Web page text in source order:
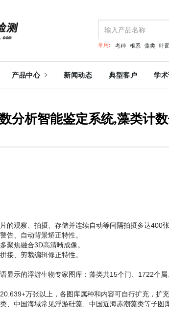
常用: 考种 根系 藻类 叶
产品中心 新闻动态 典型客户 学
分析智能鉴定系统,藻类计
的观察、拍摄、存储并连续自动等间隔拍摄多达400张
告、自动背景矫正特性。
聚焦融合3D高清晰成像。
接、剪裁编辑修正特性。
显示的浮游生物专家图库：藻类共15个门、1722个
万张以上，各图库属种和内容可自行扩充，扩
、中国海域常见浮游硅藻、中国近海赤潮藻类等子